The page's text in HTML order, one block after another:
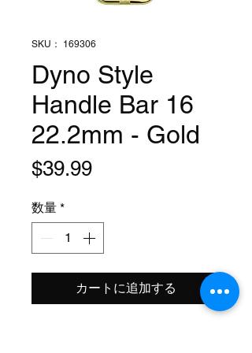
SKU： 169306
Dyno Style
Handle Bar 16
22.2mm - Gold
$39.99価
数量 *
カートに追加する